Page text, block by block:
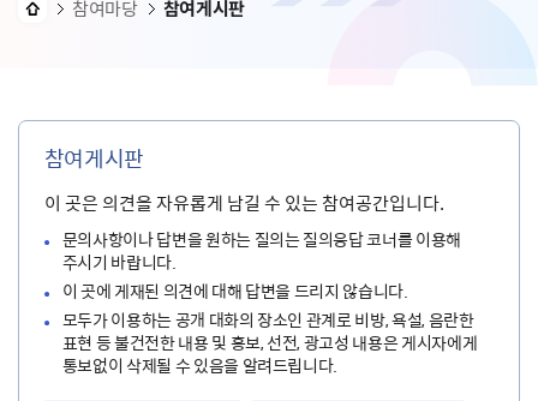
참여마당 참여게시판
참여게시판
이 곳은 의견을 자유롭게 남길 수 있는 참여공간입니다.
문의사항이나 답변을 원하는 질의는 질의응답 코너를 이용해
주시기 바랍니다.
이 곳에 게재된 의견에 대해 답변을 드리지 않습니다.
모두가 이용하는 공개 대화의 장소인 관계로 비방, 욕설, 음란한
표현 등 불건전한 내용 및 홍보, 선전, 광고성 내용은 게시자에게
통보없이 삭제될 수 있음을 알려드립니다.